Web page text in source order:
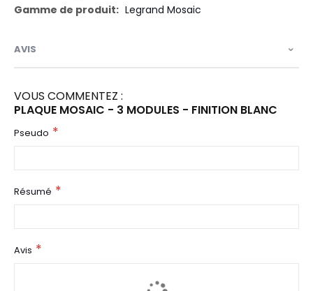
Legrand Mosaic
AVIS
VOUS COMMENTEZ :
PLAQUE MOSAIC - 3 MODULES - FINITION BLANC
Pseudo
Résumé
Avis